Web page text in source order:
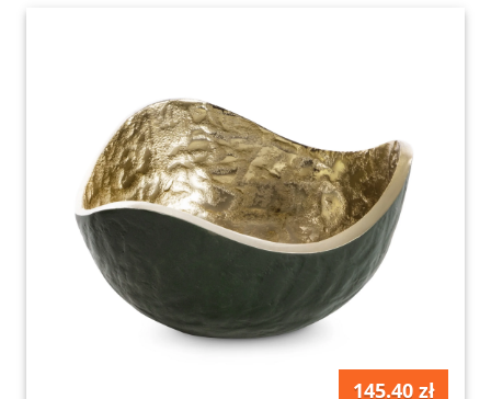
145.40 zł